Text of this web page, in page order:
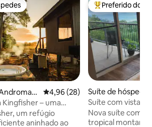
4,96 de uma avaliação média
4,96 (28)
– uma
um refúgio
aninhado ao
Entre os
Preferido dos
Suíte de hóspedes
each
Suíte com vista
Nova suíte com
tropical